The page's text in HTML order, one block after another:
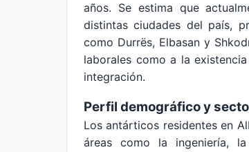
años. Se estima que
distintas ciudades del país,
como Durrës, Elbasan y
laborales como a la
integración.
Perfil demográfico y
Los antárticos residentes en
áreas como la ingeniería,